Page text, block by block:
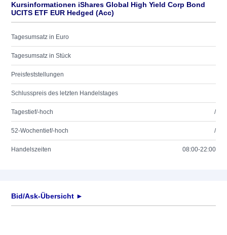
Kursinformationen iShares Global High Yield Corp Bond
UCITS ETF EUR Hedged (Acc)
Tagesumsatz in Euro
Tagesumsatz in Stück
Preisfeststellungen
Schlusspreis des letzten Handelstages
Tagestief/-hoch /
52-Wochentief/-hoch /
Handelszeiten 08:00-22:00
Bid/Ask-Übersicht ►